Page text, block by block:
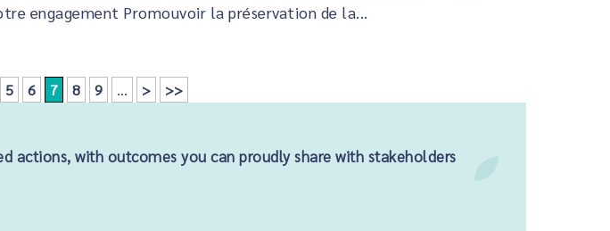
engagement Promouvoir la préservation de la...
5 6 7 8 9 ... > >>
actions, with outcomes you can proudly share with stakeholders